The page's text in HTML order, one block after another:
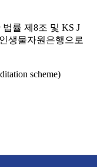
률 제8조 및 KS J
생물자원은행으로
scheme)